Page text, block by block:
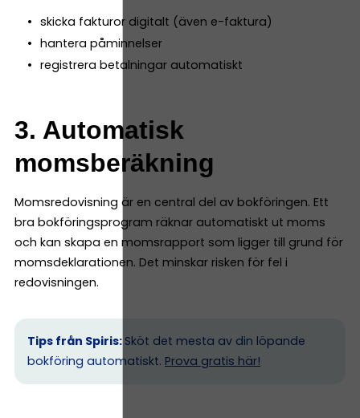
skicka fakturor digitalt (även e-faktura)
hantera påminnelser
registrera betalningar automatiskt
3. Automatisk
momsberäkning
Momsredovisning är en central del av bokföringen. Ett
bra bokföringsprogram räknar automatiskt ut moms
och kan skapa en momsrapport som ligger till grund för
momsdeklarationen. Det minskar risken för fel i
redovisningen.
Tips från Spiris: Sköt det mesta av din löpande
bokföring automatiskt. Prova gratis här!